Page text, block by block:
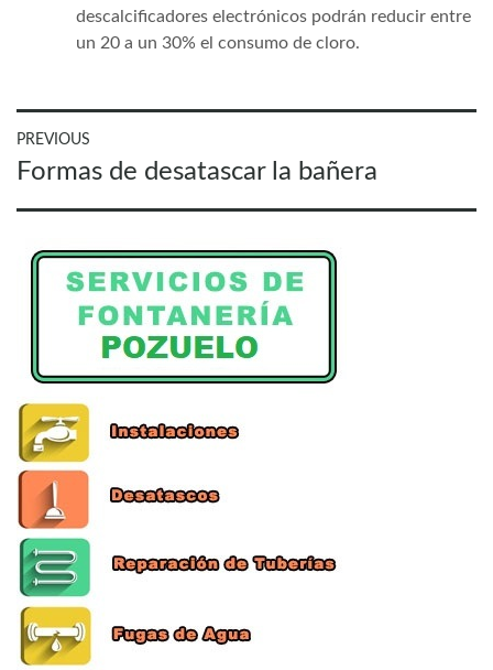
descalcificadores electrónicos podrán reducir entre
un 20 a un 30% el consumo de cloro.
Navegación
de
PREVIOUS
Previous
Formas de desatascar la bañera